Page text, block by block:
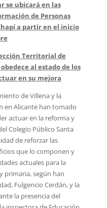
se ubicará en las
de Personas
a partir en el inicio
Territorial de
al estado de los
en su mejora
de Villena y la
en Alicante han tomado
actuar en la reforma y
Colegio Público Santa
de reforzar las
que lo componen y
actuales para la
primaria, según han
Fulgencio Cerdán, y la
la presencia del